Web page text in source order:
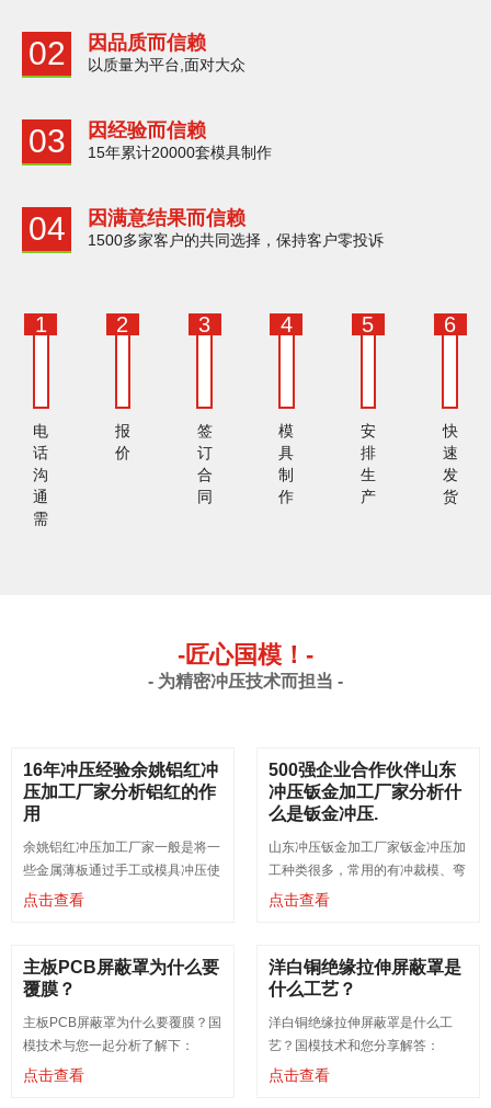
02 因品质而信赖
以质量为平台,面对大众
03 因经验而信赖
15年累计20000套模具制作
04 因满意结果而信赖
1500多家客户的共同选择，保持客户零投诉
1
电
话
沟
通
需
2
报
价
3
签
订
合
同
4
模
具
制
作
5
安
排
生
产
6
快
速
发
货
-匠心国模！-
- 为精密冲压技术而担当 -
16年冲压经验余姚铝红冲
压加工厂家分析铝红的作
用
余姚铝红冲压加工厂家一般是将一
些金属薄板通过手工或模具冲压使
其产生塑性变形，形成所希望的形
加工形成更复
点击查看
500强企业合作伙伴山东
冲压钣金加工厂家分析什
么是钣金冲压.
​山东冲压钣金加工厂家钣金冲压加
工种类很多，常用的有冲裁模、弯
曲模、成型模、拉伸模等，就冲压
点击查看
主板PCB屏蔽罩为什么要
覆膜？
主板PCB屏蔽罩为什么要覆膜？国
模技术与您一起分析了解下：
点击查看
洋白铜绝缘拉伸屏蔽罩是
什么工艺？
洋白铜绝缘拉伸屏蔽罩是什么工
艺？国模技术和您分享解答：
点击查看